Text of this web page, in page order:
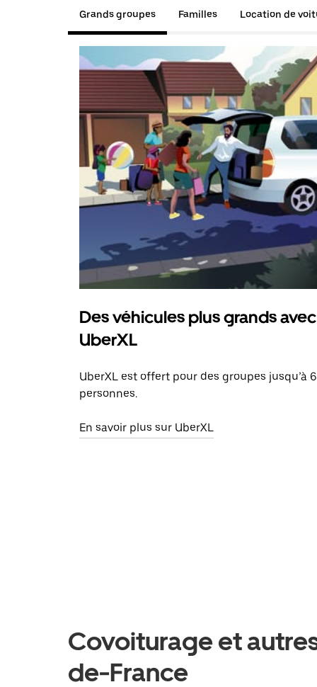
Grands groupes Familles Location de
Des véhicules plus grands avec
UberXL
UberXL est offert pour des groupes jusqu’à 6
personnes.
En savoir plus sur UberXL
Covoiturage et
de-France